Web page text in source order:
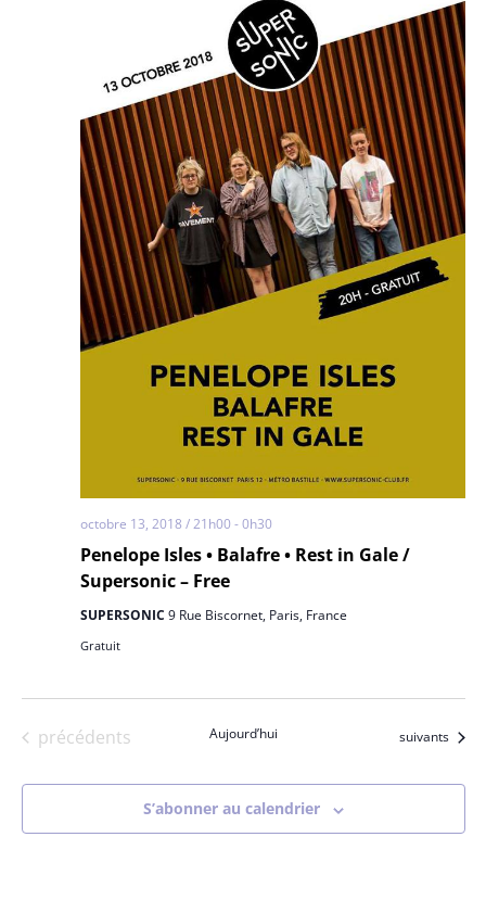
Penelope Isles • Balafre • Rest in Gale /
Supersonic – Free
octobre 13, 2018 / 21h00 -0h30
SUPERSONIC 9 Rue Biscornet, Paris, France
Gratuit
Évènements
précédents Aujourd’hui Évènements
suivants
S’abonner au calendrier